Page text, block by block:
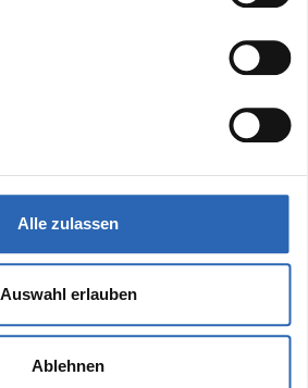
Alle zulassen
Auswahl erlauben
Ablehnen
Beheizbares Lenkrad